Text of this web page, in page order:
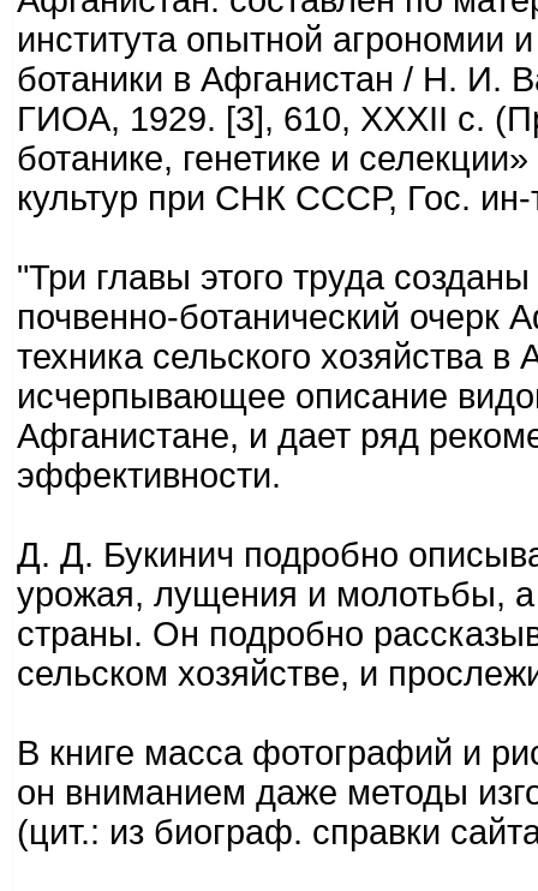
института опытной агрономии
ботаники в Афганистан / Н. И.
ГИОА, 1929. [3], 610, XXXII с.
ботанике, генетике и
культур при СНК СССР, Гос.
"Три главы этого труда
почвенно-ботанический очерк
техника сельского хозяйства
исчерпывающее описание
Афганистане, и дает ряд
эффективности.
Д. Д. Букинич подробно
урожая, лущения и молотьбы,
страны. Он подробно
сельском хозяйстве, и
В книге масса фотографий и
он вниманием даже методы
(цит.: из биограф. справки